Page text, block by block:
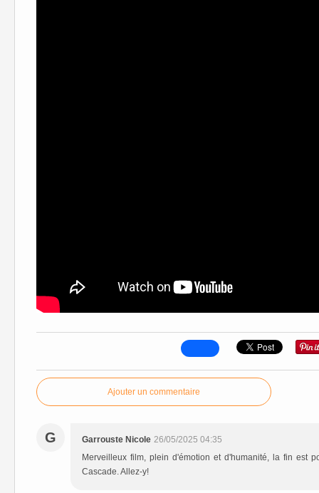
Ajouter un commentaire
G Garrouste Nicole 26/05/2025 04:35
Merveilleux film, plein d'émotion et d'humanité, la fin est
Cascade. Allez-y!